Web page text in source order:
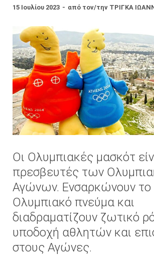
15 Ιουλίου 2023 - από τον/την ΤΡΙΓΚΑ
Οι Ολυμπιακές μασκότ
πρεσβευτές των
Αγώνων. Ενσαρκώνουν το
Ολυμπιακό πνεύμα και
διαδραματίζουν ζωτικό
υποδοχή αθλητών και
στους Αγώνες.